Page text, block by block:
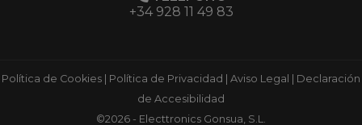
+34 928 11 49 83
Política de Cookies Política de Privacidad Aviso Legal
Declaración
de Accesibilidad
©2026 - Electtronics Gonsua, S.L.